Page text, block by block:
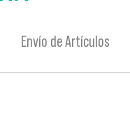
Envío de Artículos